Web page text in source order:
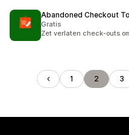
Abandoned Checkout
Gratis
Zet verlaten check-outs
1 2 3